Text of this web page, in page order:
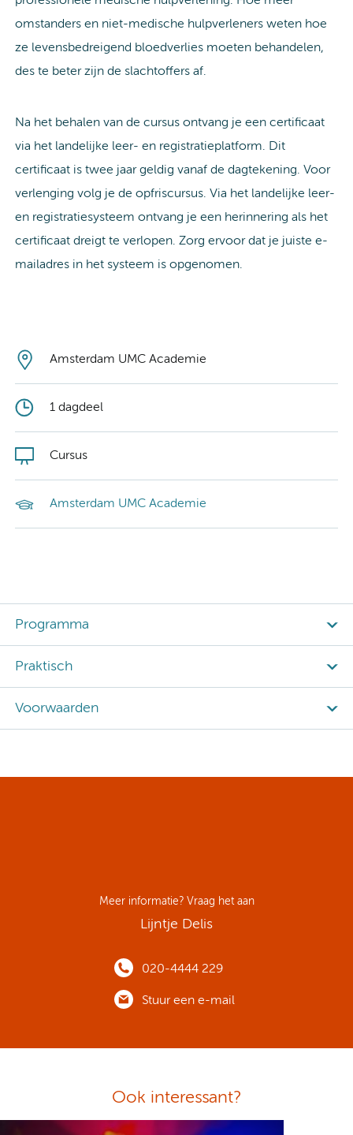
omstanders en niet-medische hulpverleners weten hoe
ze levensbedreigend bloedverlies moeten behandelen,
des te beter zijn de slachtoffers af.
Na het behalen van de cursus ontvang je een certificaat
via het landelijke leer- en registratieplatform. Dit
certificaat is twee jaar geldig vanaf de dagtekening. Voor
verlenging volg je de opfriscursus. Via het landelijke leer-
en registratiesysteem ontvang je een herinnering als het
certificaat dreigt te verlopen. Zorg ervoor dat je juiste e-
mailadres in het systeem is opgenomen.
Amsterdam UMC Academie
1 dagdeel
Cursus
Amsterdam UMC Academie
Programma
Praktisch
Voorwaarden
Meer informatie? Vraag het aan
Lijntje Delis
020-4444 229
Stuur een e-mail
Ook interessant?